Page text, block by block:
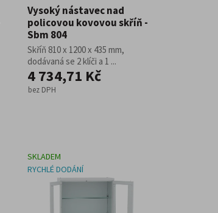
Vysoký nástavec nad
policovou kovovou skříň -
Sbm 804
Skříň 810 x 1200 x 435 mm,
dodávaná se 2 klíči a 1 ...
4 734,71 Kč
bez DPH
SKLADEM
RYCHLÉ DODÁNÍ